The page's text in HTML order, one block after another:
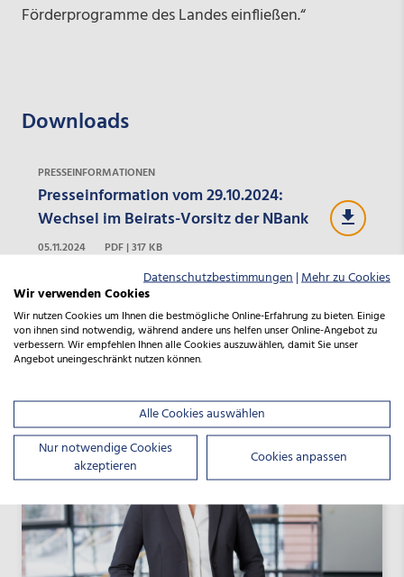
Förderprogramme des Landes einfließen.“
Downloads
PRESSEINFORMATIONEN
Presseinformation vom 29.10.2024:
Wechsel im Beirats-Vorsitz der NBank
05.11.2024 PDF | 317 KB
Wir sind für Sie da
Datenschutzbestimmungen|Mehr zu Cookies
Wir verwenden Cookies
Wir nutzen Cookies um Ihnen die bestmögliche Online-Erfahrung zu bieten. Einige
von ihnen sind notwendig, während andere uns helfen unser Online-Angebot zu
verbessern. Wir empfehlen Ihnen alle Cookies auszuwählen, damit Sie unser
Angebot uneingeschränkt nutzen können.
Alle Cookies auswählen
Nur notwendige Cookies
akzeptieren
Cookies anpassen